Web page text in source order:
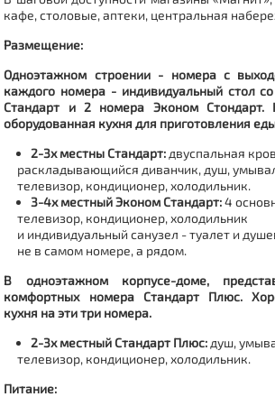
кафе, столовые, аптеки, центральная
Размещение:
Одноэтажном строении- номера с
каждого номера - индивидуальный стол со
Стандарт и 2 номера Эконом Стондарт.
оборудованная кухня для приготовления
2-3х местныСтандарт: двуспальная
раскладывающийся диванчик, душ,
телевизор, кондиционер, холодильник.
3-4х местный Эконом Стандарт:4
телевизор, кондиционер, холодильник
и индивидуальный санузел - туалет и
не в самом номере, а рядом.
В одноэтажном корпусе-доме,
комфортных номера Стандарт Плюс.
кухня на эти три номера.
2-3х местный Стандарт Плюс: душ,
телевизор, кондиционер, холодильник.
Питание: